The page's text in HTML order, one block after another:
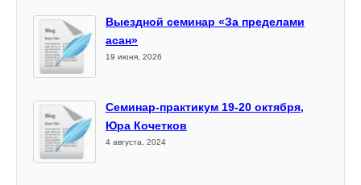
Выездной семинар «За пределами
асан»
19 июня, 2026
Семинар-практикум 19-20 октября,
Юра Кочетков
4 августа, 2024